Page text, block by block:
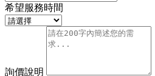
希望服務時間
詢價說明